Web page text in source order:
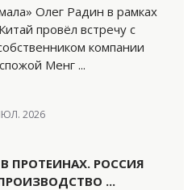
Олег Радин в рамках
провёл встречу с
компании
Менг ...
2026
ПРОТЕИНАХ. РОССИЯ
...